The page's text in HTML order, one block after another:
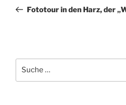
Fototour in den Harz, der
nach: